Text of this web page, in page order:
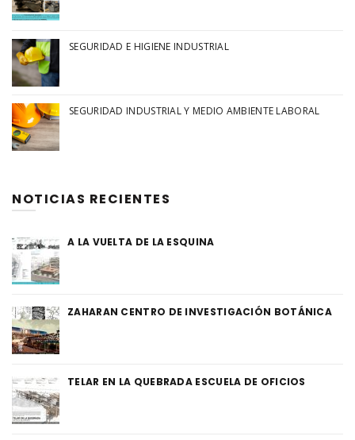
SEGURIDAD E HIGIENE INDUSTRIAL
SEGURIDAD INDUSTRIAL Y MEDIO AMBIENTE LABORAL
NOTICIAS RECIENTES
A LA VUELTA DE LA ESQUINA
ZAHARAN CENTRO DE INVESTIGACIÓN BOTÁNICA
TELAR EN LA QUEBRADA ESCUELA DE OFICIOS